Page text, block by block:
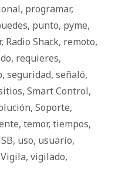
, programar,
, punto, pyme,
, Radio Shack, remoto,
, requieres,
, seguridad, señaló,
, Smart Control,
, Soporte,
, temor, tiempos,
, uso, usuario,
Vigila, vigilado,